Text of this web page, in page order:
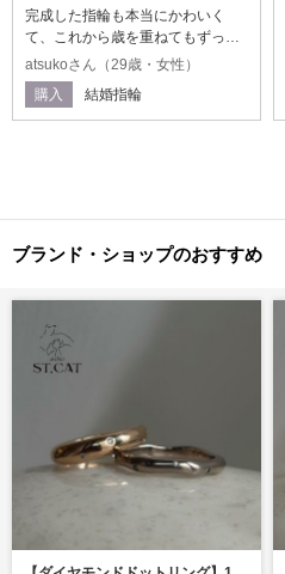
完成した指輪も本当にかわいく
て、これから歳を重ねてもずっと
大切に、長く愛していきたいと思
える素敵な指輪になりました！サ
イズの微調整もしてくたさり、指
かきれいに見えます！！色味や加
atsukoさん（29歳・女性）
購入
結婚指輪
ブランド・ショップのおすすめ